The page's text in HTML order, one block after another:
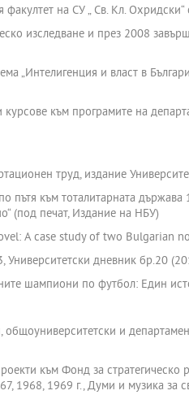
на СУ „ Св. Кл.
изследване и през 2008
„Интелигенция и власт в
към програмите на
труд, издание
пътя към тоталитарната
(под печат, Издание на НБУ)
A case study of two
Университетски дневник бр.20
шампиони по футбол: Един
и
към Фонд за стратегическо
1968, 1969 г., Думи и музика за